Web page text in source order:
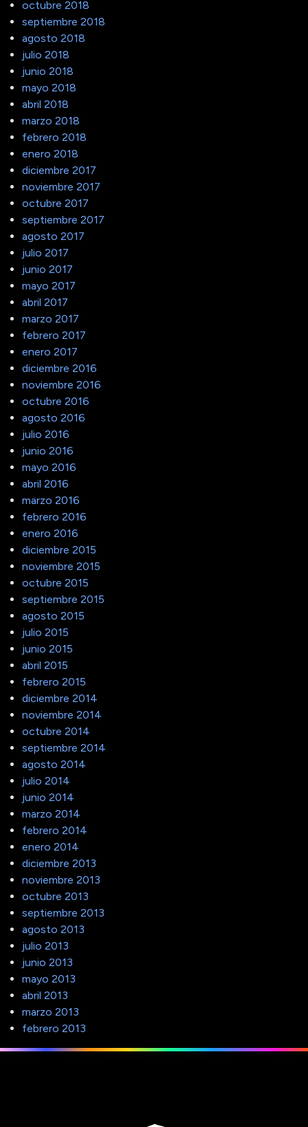
octubre 2018
septiembre 2018
agosto 2018
julio 2018
junio 2018
mayo 2018
abril 2018
marzo 2018
febrero 2018
enero 2018
diciembre 2017
noviembre 2017
octubre 2017
septiembre 2017
agosto 2017
julio 2017
junio 2017
mayo 2017
abril 2017
marzo 2017
febrero 2017
enero 2017
diciembre 2016
noviembre 2016
octubre 2016
agosto 2016
julio 2016
junio 2016
mayo 2016
abril 2016
marzo 2016
febrero 2016
enero 2016
diciembre 2015
noviembre 2015
octubre 2015
septiembre 2015
agosto 2015
julio 2015
junio 2015
abril 2015
febrero 2015
diciembre 2014
noviembre 2014
octubre 2014
septiembre 2014
agosto 2014
julio 2014
junio 2014
marzo 2014
febrero 2014
enero 2014
diciembre 2013
noviembre 2013
octubre 2013
septiembre 2013
agosto 2013
julio 2013
junio 2013
mayo 2013
abril 2013
marzo 2013
febrero 2013